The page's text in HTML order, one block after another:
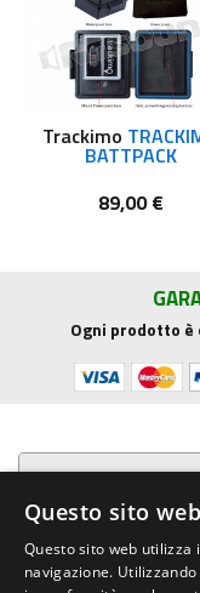
Trackimo
BATTPACK
89,00 €
Ogni prodotto
Presentazione
Acquista su R.G.
Questo sito
Questo sito web utilizza
navigazione.